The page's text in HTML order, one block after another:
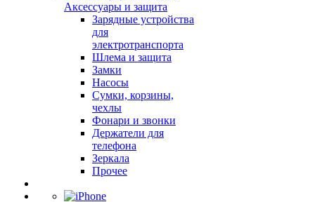
Аксессуары и защита
Зарядные устройства
для
электротранспорта
Шлема и защита
Замки
Насосы
Сумки, корзины,
чехлы
Фонари и звонки
Держатели для
телефона
Зеркала
Прочее